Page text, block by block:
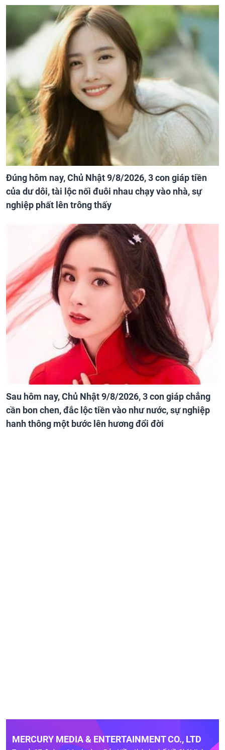
Đúng hôm nay, Chủ Nhật 9/8/2026, 3 con giáp tiền
của dư dôi, tài lộc nối đuôi nhau chạy vào nhà, sự
nghiệp phất lên trông thấy
Sau hôm nay, Chủ Nhật 9/8/2026, 3 con giáp chẳng
cần bon chen, đắc lộc tiền vào như nước, sự nghiệp
hanh thông một bước lên hương đổi đời
MERCURY MEDIA & ENTERTAINMENT CO., LTD